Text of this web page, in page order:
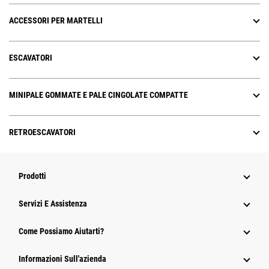
ACCESSORI PER MARTELLI
ESCAVATORI
MINIPALE GOMMATE E PALE CINGOLATE COMPATTE
RETROESCAVATORI
Prodotti
Servizi E Assistenza
Come Possiamo Aiutarti?
Informazioni Sull'azienda